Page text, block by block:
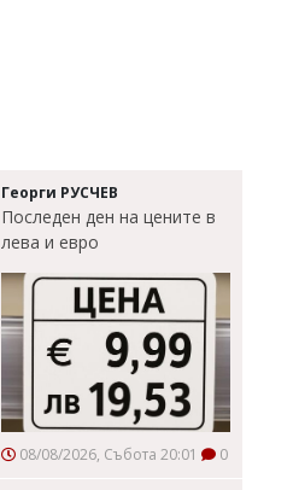
Георги РУСЧЕВ
Последен ден на цените в
лева и евро
08/08/2026, Събота 20:01 0